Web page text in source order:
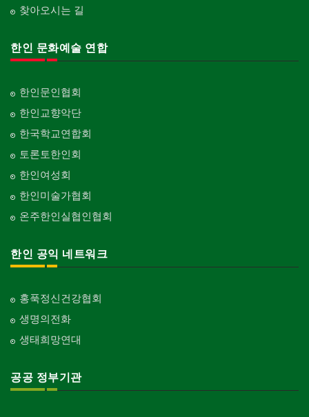
찾아오시는 길
한인 문화예술 연합
한인문인협회
한인교향악단
한국학교연합회
토론토한인회
한인여성회
한인미술가협회
온주한인실협인협회
한인 공익 네트워크
홍푹정신건강협회
생명의전화
생태희망연대
공공 정부기관